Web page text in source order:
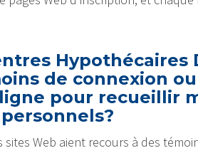
Hypothécaires
de connexion ou
pour recueillir
Web aient recours à des